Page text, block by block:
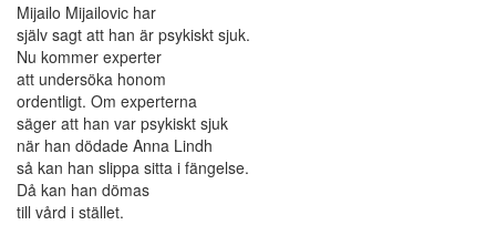
Mijailo Mijailovic har
själv sagt att han är psykiskt sjuk.
Nu kommer experter
att undersöka honom
ordentligt. Om experterna
säger att han var psykiskt sjuk
när han dödade Anna Lindh
så kan han slippa sitta i fängelse.
Då kan han dömas
till vård i stället.